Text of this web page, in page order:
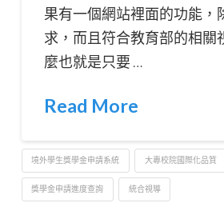
果有一個網站裡面的功能，
求，而且符合教育部的相關
麼也就是只要 …
Read More
境外學生獎學金申請系統 大專校院國際化品質
獎學金申請進度查詢 統合視導